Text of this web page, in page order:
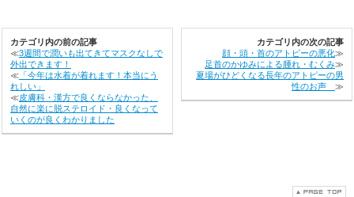
カテゴリ内の前の記事
≪3週間で潤いも出てきてマスクなしで
外出できます！
≪ 「今年は水着が着れます！本当にう
れしい」
≪皮膚科・漢方で良くならなかった、
自然に楽に脱ステロイド・良くなって
いくのが良くわかりました
カテゴリ内の次の記事
顔・頭・首のアトピーの悪化≫
足首のかゆみによる腫れ・むくみ≫
夏場がひどくなる長年のアトピーの男
性のお声 ≫